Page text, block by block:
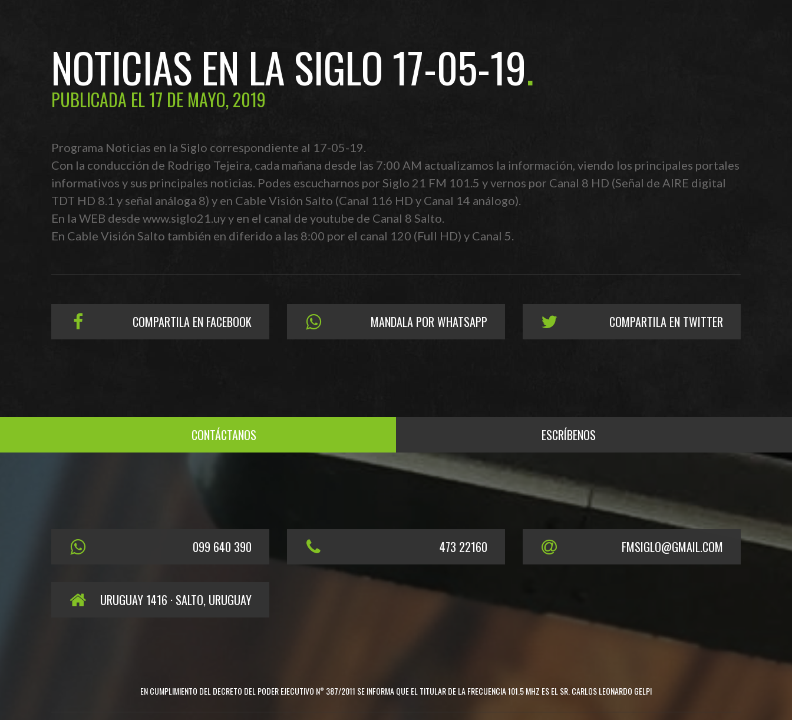
NOTICIAS EN LA SIGLO 17-05-19
PUBLICADA EL 17 DE MAYO, 2019
Programa Noticias en la Siglo correspondiente al 17-05-19.
Con la conducción de Rodrigo Tejeira, cada mañana desde las 7:00 AM actualizamos la información, viendo los principales portales
informativos y sus principales noticias. Podes escucharnos por Siglo 21 FM 101.5 y vernos por Canal 8 HD (Señal de AIRE digital
TDT HD 8.1 y señal análoga 8) y en Cable Visión Salto (Canal 116 HD y Canal 14 análogo).
En la WEB desde www.siglo21.uy y en el canal de youtube de Canal 8 Salto.
En Cable Visión Salto también en diferido a las 8:00 por el canal 120 (Full HD) y Canal 5.
COMPARTILA EN FACEBOOK MANDALA POR WHATSAPP COMPARTILA EN TWITTER
CONTÁCTANOS ESCRÍBENOS
099 640 390 473 22160 FMSIGLO@GMAIL.COM
URUGUAY 1416 · SALTO, URUGUAY
EN CUMPLIMIENTO DEL DECRETO DEL PODER EJECUTIVO N° 387/2011 SE INFORMA QUE EL TITULAR DE LA FRECUENCIA 101.5 MHZ ES EL SR. CARLOS LEONARDO GELPI